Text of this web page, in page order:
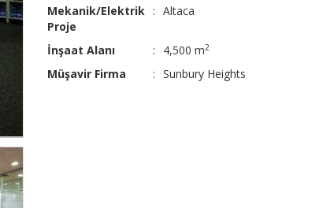
Mekanik/Elektrik
Proje
: Altaca
İnşaat Alanı : 4,500 m2
Müşavir Firma : Sunbury Heights